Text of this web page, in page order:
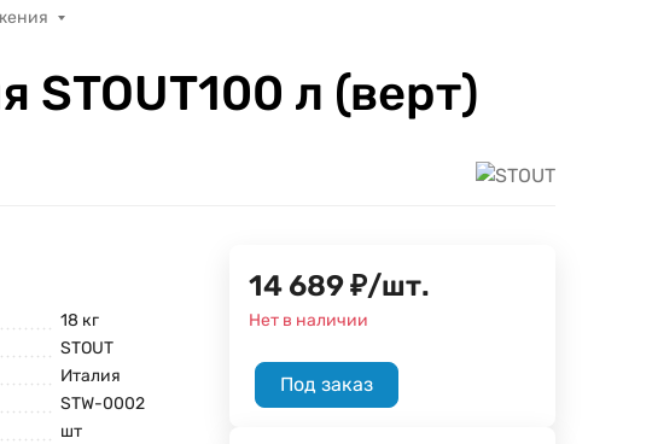
л (верт)
18 кг
STOUT
Италия
STW-0002
шт
14 689₽/шт.
Нет в наличии
Под заказ